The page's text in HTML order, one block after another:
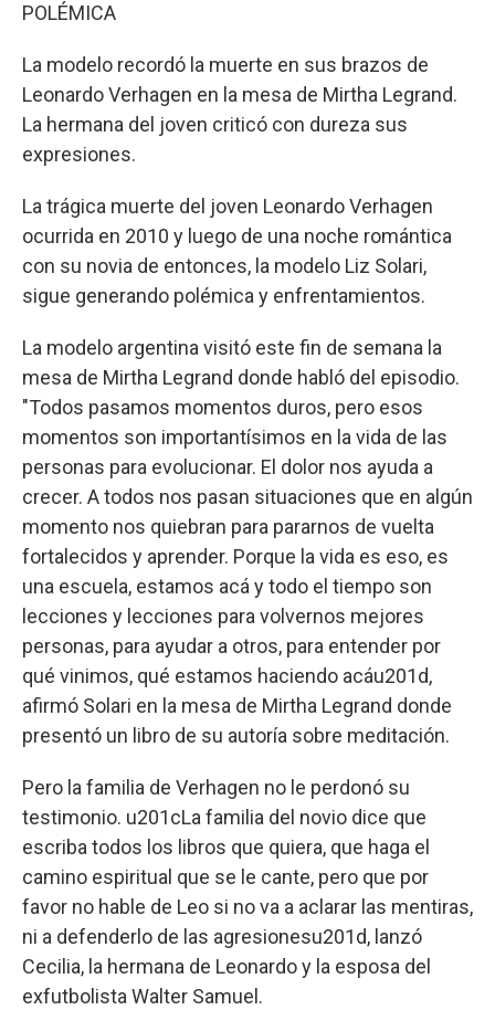
POLÉMICA
La modelo recordó la muerte en sus brazos de
Leonardo Verhagen en la mesa de Mirtha Legrand.
La hermana del joven criticó con dureza sus
expresiones.
La trágica muerte del joven Leonardo Verhagen
ocurrida en 2010 y luego de una noche romántica
con su novia de entonces, la modelo Liz Solari,
sigue generando polémica y enfrentamientos.
La modelo argentina visitó este fin de semana la
mesa de Mirtha Legrand donde habló del episodio.
"Todos pasamos momentos duros, pero esos
momentos son importantísimos en la vida de las
personas para evolucionar. El dolor nos ayuda a
crecer. A todos nos pasan situaciones que en algún
momento nos quiebran para pararnos de vuelta
fortalecidos y aprender. Porque la vida es eso, es
una escuela, estamos acá y todo el tiempo son
lecciones y lecciones para volvernos mejores
personas, para ayudar a otros, para entender por
qué vinimos, qué estamos haciendo acáu201d,
afirmó Solari en la mesa de Mirtha Legrand donde
presentó un libro de su autoría sobre meditación.
Pero la familia de Verhagen no le perdonó su
testimonio. u201cLa familia del novio dice que
escriba todos los libros que quiera, que haga el
camino espiritual que se le cante, pero que por
favor no hable de Leo si no va a aclarar las mentiras,
ni a defenderlo de las agresionesu201d, lanzó
Cecilia, la hermana de Leonardo y la esposa del
exfutbolista Walter Samuel.